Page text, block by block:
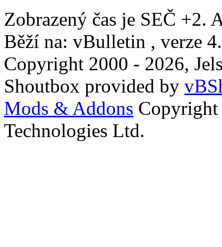
Zobrazený čas je SEČ +2.
Běží na: vBulletin , verze
Copyright 2000 - 2026,
Shoutbox provided by
Mods & Addons
Technologies Ltd.